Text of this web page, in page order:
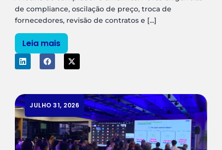
de compliance, oscilação de preço, troca de
fornecedores, revisão de contratos e [...]
Leia mais
JULHO 31, 2026